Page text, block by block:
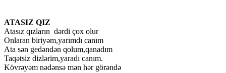
ATASIZ QIZ
Atasız qızların dərdi çox olur
Onlaran biriyəm,yarımdı canım
Ata sən gedəndən qolum,qanadım
Taqətsiz dizlərim,yaradı canım.
Kövrəyəm nədənsə mən hər görəndə